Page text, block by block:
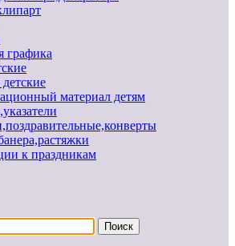
графика
материал детям
к праздникам